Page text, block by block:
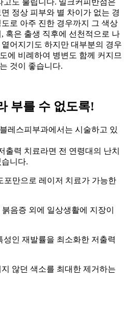
도 불립니다. 밀크커피반점은
정상 피부와 별 차이가 없는 경
로 아주 진한 경우까지 그 색상
혹은 출생 직후에 선천적으로 나
어지기도 하지만 대부분의 경우
에 비례하여 병변도 함께 커지므
것이 좋습니다.
부를 수 없도록!
레스피부과에서는 시술하고 있
출력 치료라면 전 연령대의 난치
니다.
포만으로 레이저 치료가 가능한
음증 외에 일상생활에 지장이
성인 재발률을 최소화한 저출력
않던 색소를 최대한 제거하는